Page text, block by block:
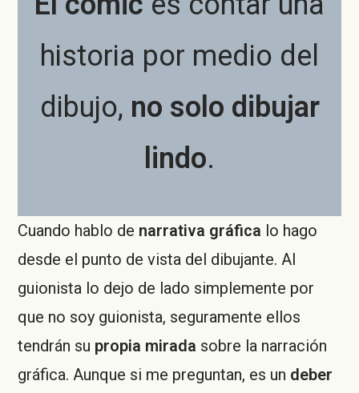
historia por medio del
dibujo, no solo dibujar
lindo.
Cuando hablo de narrativa gráfica lo hago
desde el punto de vista del dibujante. Al
guionista lo dejo de lado simplemente por
que no soy guionista, seguramente ellos
tendrán su propia mirada sobre la narración
gráfica. Aunque si me preguntan, es un deber